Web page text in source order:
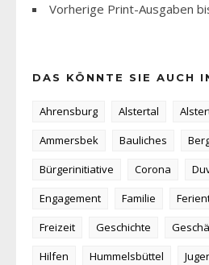
Vorherige Print-Ausgaben
DAS KÖNNTE SIE AUCH
Ahrensburg Alstertal
Ammersbek
Bauliches
Bürgerinitiative
Corona
Engagement
Familie
Freizeit
Geschichte
Hilfen
Hummelsbüttel